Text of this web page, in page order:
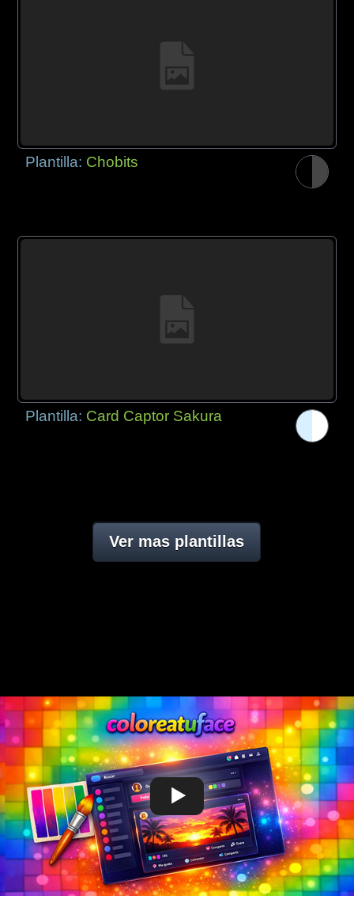
Plantilla: Chobits
Plantilla: Card Captor Sakura
Ver mas plantillas